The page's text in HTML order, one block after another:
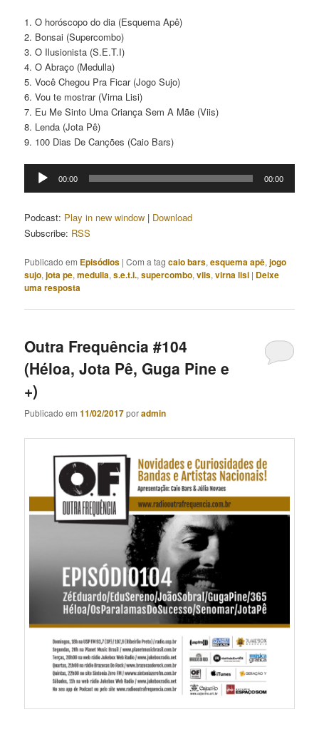
1. O horóscopo do dia (Esquema Apê)
2. Bonsai (Supercombo)
3. O Ilusionista (S.E.T.I)
4. O Abraço (Medulla)
5. Você Chegou Pra Ficar (Jogo Sujo)
6. Vou te mostrar (Virna Lisi)
7. Eu Me Sinto Uma Criança Sem A Mãe (Viis)
8. Lenda (Jota Pê)
9. 100 Dias De Canções (Caio Bars)
Tocador
00:00 00:00
Podcast: Play in new window | Download
Subscribe: RSS
Publicado em Episódios |Com a tagcaio bars,esquema apê,jogo
sujo,jota pe,medulla,s.e.t.i.,supercombo,viis,virna lisi | Deixe
uma resposta
Outra Frequência #104
(Héloa, Jota Pê, Guga Pine e
+)
Publicado em11/02/2017poradmin